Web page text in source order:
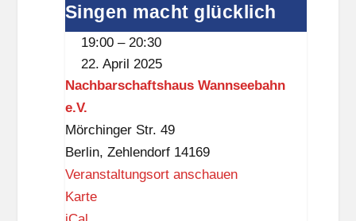
Singen macht glücklich
19:00 – 20:30
22. April 2025
Nachbarschaftshaus Wannseebahn
e.V.
Mörchinger Str. 49
Berlin, Zehlendorf 14169
Veranstaltungsort anschauen
KarteN